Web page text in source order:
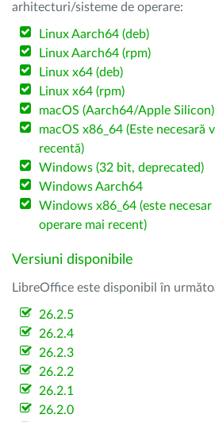
arhitecturi/sisteme de operare:
Linux Aarch64 (deb)
Linux Aarch64 (rpm)
Linux x64 (deb)
Linux x64 (rpm)
macOS (Aarch64/Apple Silicon)
macOS x86_64 (Este necesară
recentă)
Windows (32 bit, deprecated)
Windows Aarch64
Windows x86_64 (este
operare mai recent)
Versiuni disponibile
LibreOffice este disponibil în
26.2.5
26.2.4
26.2.3
26.2.2
26.2.1
26.2.0